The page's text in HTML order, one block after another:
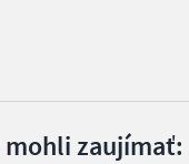
mohli zaujímať: